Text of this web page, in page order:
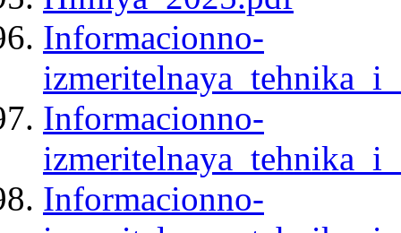
Informacionno-
Informacionno-
Informacionno-